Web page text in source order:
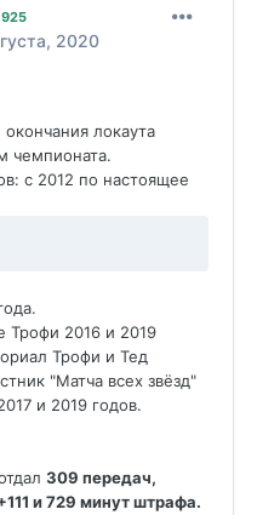
925
2020
локаута
чемпионата.
с 2012 по настоящее
2016 и 2019
Трофи и Тед
"Матча всех звёзд"
и 2019 годов.
309 передач,
и 729 минут штрафа.